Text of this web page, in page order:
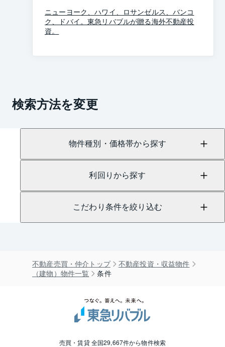
ニューヨーク、ハワイ、ロサンゼルス、バンコ
ク、ドバイ。東急リバブルが贈る海外不動産投
資。
検索方法を変更
物件種別・価格帯から探す
利回りから探す
こだわり条件を絞り込む
不動産売買・仲介トップ
不動産投資・収益物件
（建物）物件一覧
条件
売買・賃貸 全国29,667件から物件検索